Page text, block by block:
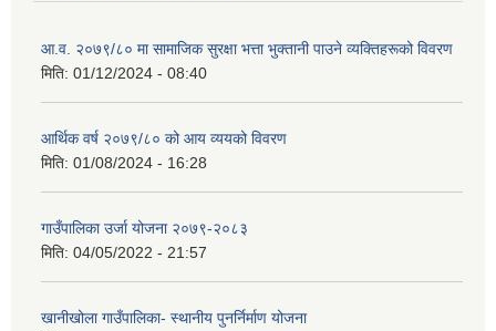
आ.व. २०७९/८० मा सामाजिक सुरक्षा भत्ता भुक्तानी पाउने व्यक्तिहरूको विवरण
मिति: 01/12/2024 - 08:40
आर्थिक वर्ष २०७९/८० को आय व्ययको विवरण
मिति: 01/08/2024 - 16:28
गाउँपालिका उर्जा योजना २०७९-२०८३
मिति: 04/05/2022 - 21:57
खानीखोला गाउँपालिका- स्थानीय पुनर्निर्माण योजना